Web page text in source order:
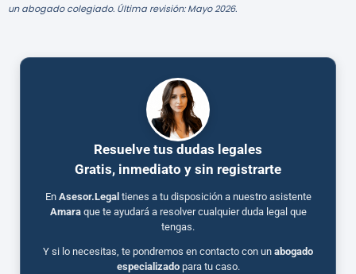
un abogado colegiado. Última revisión: Mayo 2026.
Resuelve tus dudas legales
Gratis, inmediato y sin registrarte
En Asesor.Legal tienes a tu disposición a nuestro asistente
Amaraque te ayudará a resolver cualquier duda legal que
tengas.
Y si lo necesitas, te pondremos en contacto con un abogado
especializadopara tu caso.